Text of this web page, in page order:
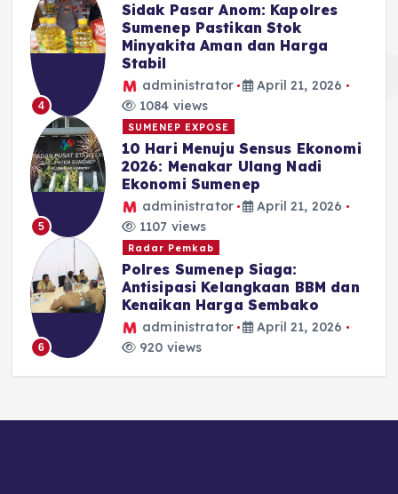
4
Sidak Pasar Anom: Kapolres
Sumenep Pastikan Stok
Minyakita Aman dan Harga
Stabil
administrator
April 21, 2026
1084 views
5
SUMENEP EXPOSE
10 Hari Menuju Sensus Ekonomi
2026: Menakar Ulang Nadi
Ekonomi Sumenep
administrator
April 21, 2026
1107 views
6
Radar Pemkab
Polres Sumenep Siaga:
Antisipasi Kelangkaan BBM dan
Kenaikan Harga Sembako
administrator
April 21, 2026
920 views